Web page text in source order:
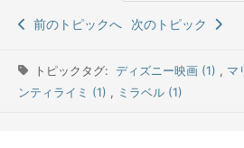
前のトピックへ 次のトピック
トピックタグ: ディズニー映画 (1) , マ
ンティライミ (1) , ミラベル (1)